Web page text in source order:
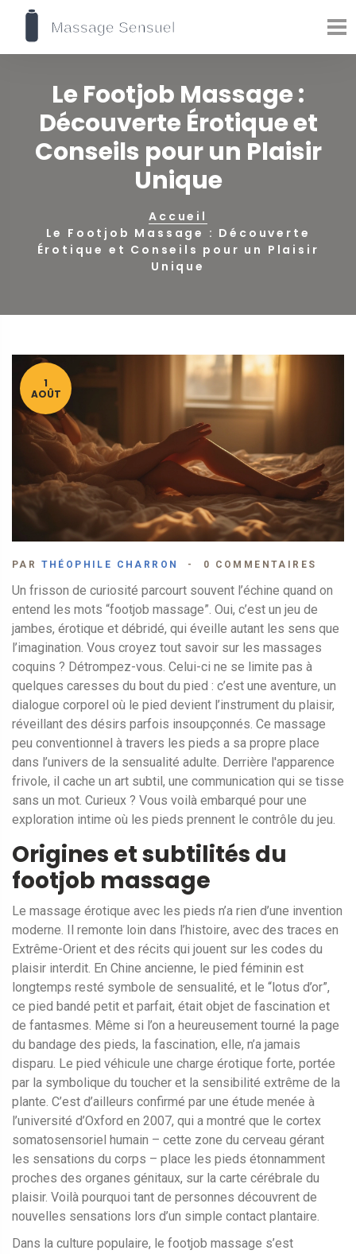
Le Footjob Massage :
Découverte Érotique et
Conseils pour un Plaisir
Unique
Accueil
Le Footjob Massage : Découverte
Érotique et Conseils pour un Plaisir
Unique
1
AOÛT
PAR THÉOPHILE CHARRON 0 COMMENTAIRES
Un frisson de curiosité parcourt souvent l’échine quand on
entend les mots “footjob massage”. Oui, c’est un jeu de
jambes, érotique et débridé, qui éveille autant les sens que
l’imagination. Vous croyez tout savoir sur les massages
coquins ? Détrompez-vous. Celui-ci ne se limite pas à
quelques caresses du bout du pied : c’est une aventure, un
dialogue corporel où le pied devient l’instrument du plaisir,
réveillant des désirs parfois insoupçonnés. Ce massage
peu conventionnel à travers les pieds a sa propre place
dans l’univers de la sensualité adulte. Derrière l'apparence
frivole, il cache un art subtil, une communication qui se tisse
sans un mot. Curieux ? Vous voilà embarqué pour une
exploration intime où les pieds prennent le contrôle du jeu.
Origines et subtilités du
footjob massage
Le massage érotique avec les pieds n’a rien d’une invention
moderne. Il remonte loin dans l’histoire, avec des traces en
Extrême-Orient et des récits qui jouent sur les codes du
plaisir interdit. En Chine ancienne, le pied féminin est
longtemps resté symbole de sensualité, et le “lotus d’or”,
ce pied bandé petit et parfait, était objet de fascination et
de fantasmes. Même si l’on a heureusement tourné la page
du bandage des pieds, la fascination, elle, n’a jamais
disparu. Le pied véhicule une charge érotique forte, portée
par la symbolique du toucher et la sensibilité extrême de la
plante. C’est d’ailleurs confirmé par une étude menée à
l’université d’Oxford en 2007, qui a montré que le cortex
somatosensoriel humain – cette zone du cerveau gérant
les sensations du corps – place les pieds étonnamment
proches des organes génitaux, sur la carte cérébrale du
plaisir. Voilà pourquoi tant de personnes découvrent de
nouvelles sensations lors d’un simple contact plantaire.
Dans la culture populaire, le footjob massage s’est